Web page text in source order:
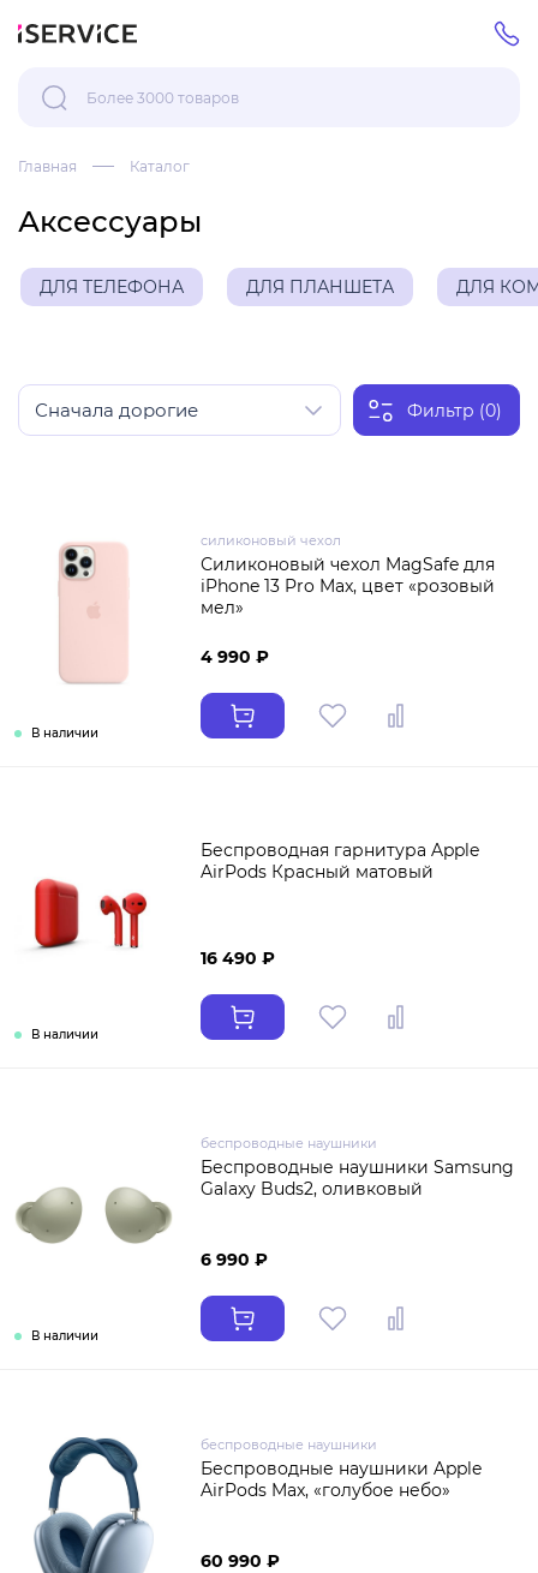
Главная Каталог
Аксессуары
ДЛЯ ТЕЛЕФОНА ДЛЯ ПЛАНШЕТА ДЛЯ
Фильтр (0)
В наличии
силиконовый чехол
Силиконовый чехол MagSafe для
iPhone 13 Pro Max, цвет «розовый
мел»
4 990 ₽
В наличии
Беспроводная гарнитура Apple
AirPods Красный матовый
16 490 ₽
В наличии
беспроводные наушники
Беспроводные наушники Samsung
Galaxy Buds2, оливковый
6 990 ₽
беспроводные наушники
Беспроводные наушники Apple
AirPods Max, «голубое небо»
60 990 ₽